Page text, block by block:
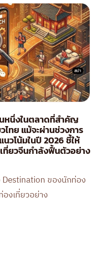
หนึ่งในตลาดที่สำคัญ
ทย แม้จะผ่านช่วงการ
วโน้มในปี 2026 ชี้ให้
ที่ยวจีนกำลังฟื้นตัวอย่าง
Destination ของนักท่อง
องเที่ยวอย่าง